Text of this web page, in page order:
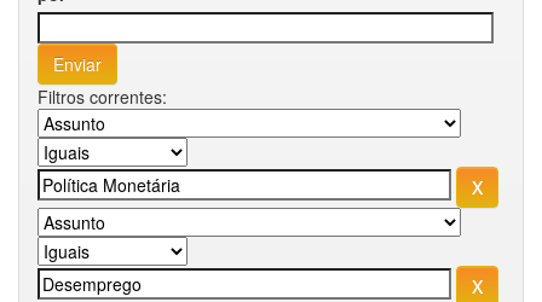
Filtros correntes: